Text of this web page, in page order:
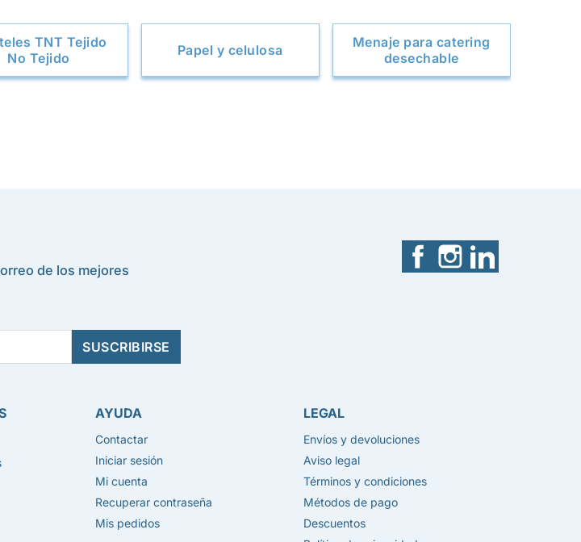
TNT Tejido
No Tejido
Papel y celulosa
Menaje para catering
desechable
de los mejores
FacebookInstagram
AYUDA
Contactar
Iniciar sesión
Mi cuenta
Recuperar contraseña
Mis pedidos
LEGAL
Envíos y devoluciones
Aviso legal
Términos y condiciones
Métodos de pago
Descuentos